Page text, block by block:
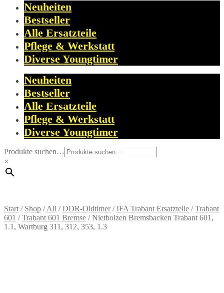
Neuheiten
Bestseller
Alle Ersatzteile
Pflege & Werkstatt
Diverse Youngtimer
Neuheiten
Bestseller
Alle Ersatzteile
Pflege & Werkstatt
Diverse Youngtimer
Produkte suchen…
×
Start / Shop /All /DDR-Oldtimer/IFA Trabant Ersatzteile /Trabant
601 /Trabant 601 Bremse /Nietbolzen Bremsbacken Trabant 601,
1.1, Wartburg 311, 312, 353, 1.3